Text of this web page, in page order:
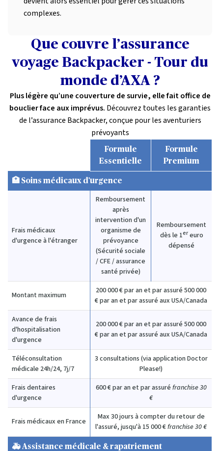
complexes.
Que couvre l’assurance
voyage Backpacker - Tour du
monde d’AXA ?
Plus légère qu’une couverture de survie, elle fait office de
bouclier face aux imprévus. Découvrez toutes les garanties
de l’assurance Backpacker, conçue pour les aventuriers
prévoyants
Formule
Essentielle
Formule
Premium
🏥 Soins médicaux d'urgence
Frais médicaux
d'urgence à l'étranger
Remboursement
après
intervention d'un
organisme de
prévoyance
(Sécurité sociale
/ CFE / assurance
santé privée)
Remboursement
dès le 1ereuro
dépensé
Montant maximum 200 000 € par an et par assuré 500 000
€ par an et par assuré aux USA/Canada
Avance de frais
d'hospitalisation
d'urgence
200 000 € par an et par assuré 500 000
€ par an et par assuré aux USA/Canada
Téléconsultation
médicale 24h/24, 7j/7
3 consultations (via application Doctor
Please!)
Frais dentaires
d'urgence
600 € par an et par assuré franchise 30
€
Frais médicaux en France
Max 30 jours à compter du retour de
l'assuré, jusqu'à 15 000 €franchise 30 €
🚑 Assistance médicale & rapatriement